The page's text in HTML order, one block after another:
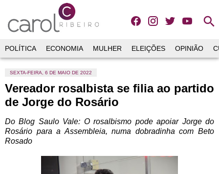
search
POLÍTICA ECONOMIA MULHER ELEIÇÕES OPINIÃO
SEXTA-FEIRA, 6 DE MAIO DE 2022
Vereador rosalbista se filia ao partido
de Jorge do Rosário
Do Blog Saulo Vale: O rosalbismo pode apoiar Jorge do
Rosário para a Assembleia, numa dobradinha com Beto
Rosado